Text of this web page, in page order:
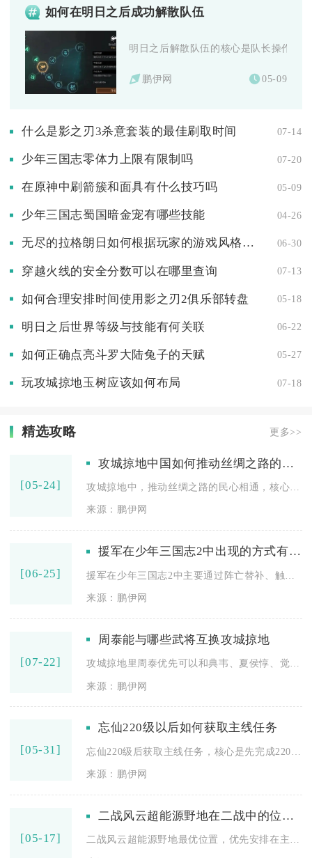
如何在明日之后成功解散队伍
明日之后解散队伍的核心是队长操作，
鹏伊网 05-09
什么是影之刃3杀意套装的最佳刷取时间 07-14
少年三国志零体力上限有限制吗 07-20
在原神中刷箭簇和面具有什么技巧吗 05-09
少年三国志蜀国暗金宠有哪些技能 04-26
无尽的拉格朗日如何根据玩家的游戏风格为拉格朗日战机孢子加点 06-30
穿越火线的安全分数可以在哪里查询 07-13
如何合理安排时间使用影之刃2俱乐部转盘 05-18
明日之后世界等级与技能有何关联 06-22
如何正确点亮斗罗大陆兔子的天赋 05-27
玩攻城掠地玉树应该如何布局 07-18
精选攻略 更多>>
[05-24]
攻城掠地中国如何推动丝绸之路的民心相通
来源：鹏伊网
[06-25]
援军在少年三国志2中出现的方式有哪些
来源：鹏伊网
[07-22]
周泰能与哪些武将互换攻城掠地
来源：鹏伊网
[05-31]
忘仙220级以后如何获取主线任务
来源：鹏伊网
[05-17]
二战风云超能源野地在二战中的位置安排在哪里
二战风云超能源野地最优位置，优先安排在主城/分城周边3-5格...